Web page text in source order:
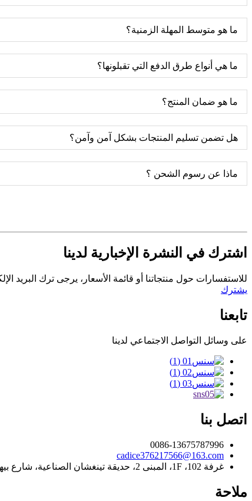
ما هو متوسط ​​المهلة الزمنية؟
ما هي أنواع طرق الدفع التي تقبلونها؟
ما هو ضمان المنتج؟
هل تضمن تسليم المنتجات بشكل آمن وآمن؟
ماذا عن رسوم الشحن ؟
اشترك في النشرة الإخبارية لدينا
للاستفسارات حول منتجاتنا أو قائمة الأسعار، يرجى ترك البريد
يشترك
تابعنا
على وسائل التواصل الاجتماعي لدينا
اتصل بنا
0086-13675787996
cadice376217566@163.com
غرفة 102، 1F، المبنى 2، حديقة تينغشان الصناعية، شارع بيهاي، منطقة يويتشنغ، مدينة شاوشينغ، تشجيانغ، الصين
ملاحة